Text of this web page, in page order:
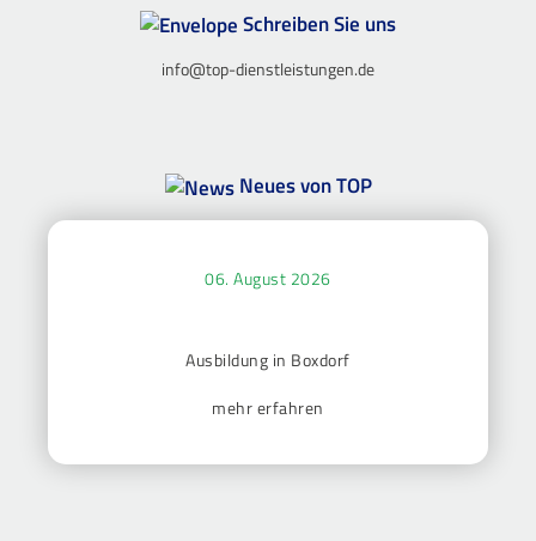
Schreiben Sie uns
info@top-dienstleistungen.de
Neues von TOP
06. August 2026
Ausbildung in Boxdorf
mehr erfahren